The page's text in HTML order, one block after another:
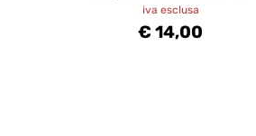
iva esclusa
€ 14,00